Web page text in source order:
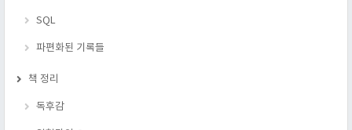
SQL
파편화된 기록들
책 정리
독후감